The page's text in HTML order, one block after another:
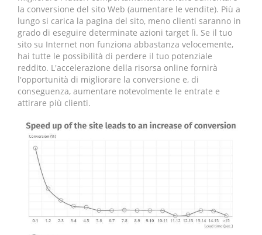
la conversione del sito Web (aumentare le vendite). Più a
lungo si carica la pagina del sito, meno clienti saranno in
grado di eseguire determinate azioni target lì. Se il tuo
sito su Internet non funziona abbastanza velocemente,
hai tutte le possibilità di perdere il tuo potenziale
reddito. L'accelerazione della risorsa online fornirà
l'opportunità di migliorare la conversione e, di
conseguenza, aumentare notevolmente le entrate e
attirare più clienti.